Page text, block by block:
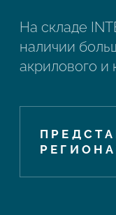
На складе
наличии
акрилового и